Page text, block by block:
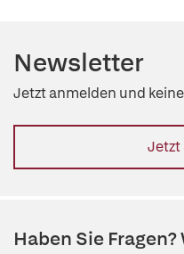
Newsletter
Jetzt anmelden und
Jetzt
Haben Sie